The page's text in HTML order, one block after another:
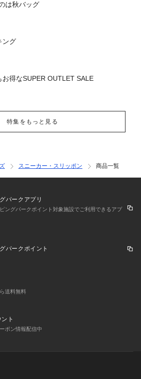
は秋バッグ
ング
得なSUPER OUTLET SALE
特集をもっと見る
スニーカー・スリッポン 商品一覧
パークアプリ
ングパークポイント対象施設でご利用できるアプ
パークポイント
送料無料
ト
ポン情報配信中